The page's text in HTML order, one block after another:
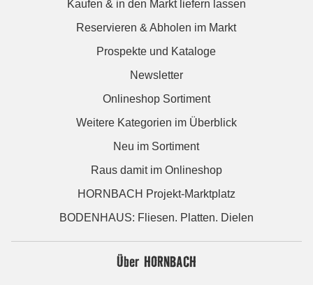
Kaufen & in den Markt liefern lassen
Reservieren & Abholen im Markt
Prospekte und Kataloge
Newsletter
Onlineshop Sortiment
Weitere Kategorien im Überblick
Neu im Sortiment
Raus damit im Onlineshop
HORNBACH Projekt-Marktplatz
BODENHAUS: Fliesen. Platten. Dielen
Über HORNBACH